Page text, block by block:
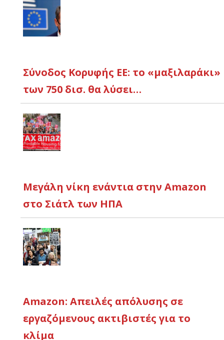
Σύνοδος Κορυφής ΕΕ: το «μαξιλαράκι»
των 750 δισ. θα λύσει…
Μεγάλη νίκη ενάντια στην Amazon
στο Σιάτλ των ΗΠΑ
Amazon: Απειλές απόλυσης σε
εργαζόμενους ακτιβιστές για το
κλίμα